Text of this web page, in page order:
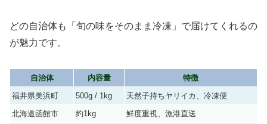
どの自治体も「旬の味をそのまま冷凍」で届けてくれるの
が魅力です。
自治体 内容量
特徴
福井県美浜町
500g / 1kg
天然子持ちヤリイカ、冷凍便
北海道函館市
約1kg
鮮度重視、漁港直送